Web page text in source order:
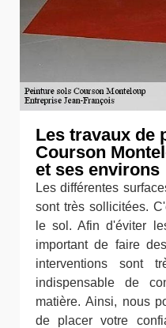
Les travaux de
Courson
et ses environs
Les différentes
sont très sollicitées.
le sol. Afin d'éviter
important de faire
interventions sont
indispensable de
matière. Ainsi, nous
de placer votre